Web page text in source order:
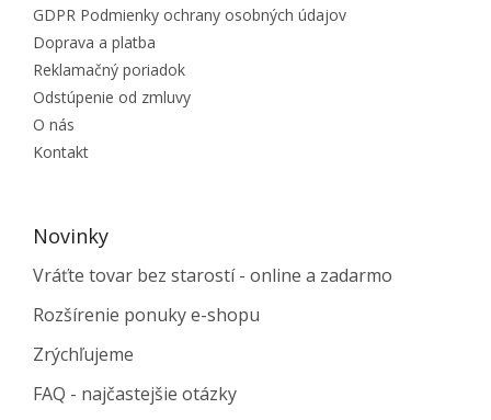
GDPR Podmienky ochrany osobných údajov
Doprava a platba
Reklamačný poriadok
Odstúpenie od zmluvy
O nás
Kontakt
Novinky
Vráťte tovar bez starostí - online a zadarmo
Rozšírenie ponuky e-shopu
Zrýchľujeme
FAQ - najčastejšie otázky